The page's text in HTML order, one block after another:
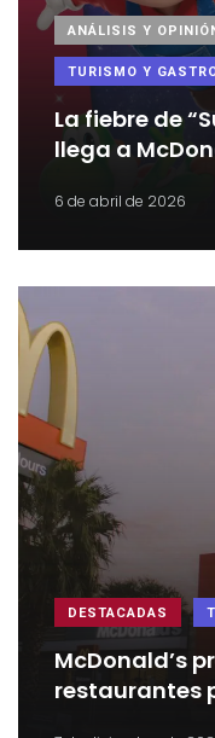
ANÁLISIS Y
TURISMO Y
La fiebre de
llega a
6 de abril de 2026
DESTACADAS
McDonald’s
restaurantes